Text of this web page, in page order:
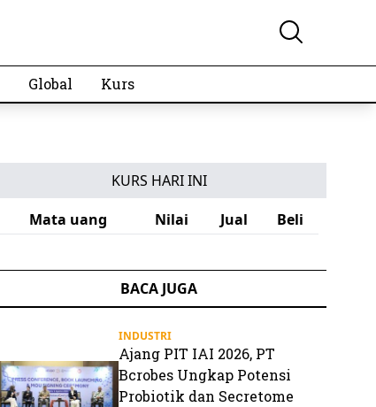
Global Kurs
KURS HARI INI
Mata uang
Nilai Jual Beli
BACA JUGA
INDUSTRI
Ajang PIT IAI 2026, PT
Bcrobes Ungkap Potensi
Probiotik dan Secretome